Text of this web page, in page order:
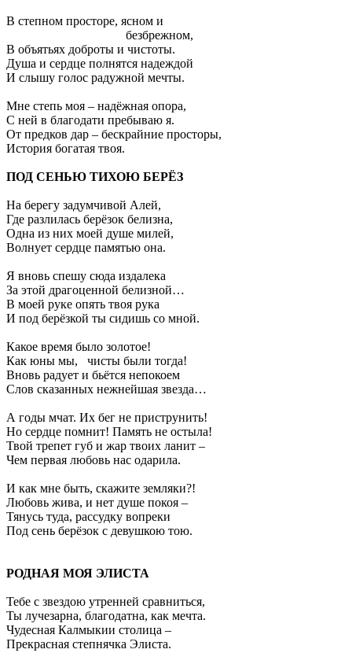
В степном просторе, ясном и
безбрежном,
В объятьях доброты и чистоты.
Душа и сердце полнятся надеждой
И слышу голос радужной мечты.
Мне степь моя – надёжная опора,
С ней в благодати пребываю я.
От предков дар – бескрайние просторы,
История богатая твоя.
ПОД СЕНЬЮ ТИХОЮ БЕРЁЗ
На берегу задумчивой Алей,
Где разлилась берёзок белизна,
Одна из них моей душе милей,
Волнует сердце памятью она.
Я вновь спешу сюда издалека
За этой драгоценной белизной…
В моей руке опять твоя рука
И под берёзкой ты сидишь со мной.
Какое время было золотое!
Как юны мы, чисты были тогда!
Вновь радует и бьётся непокоем
Слов сказанных нежнейшая звезда…
А годы мчат. Их бег не приструнить!
Но сердце помнит! Память не остыла!
Твой трепет губ и жар твоих ланит –
Чем первая любовь нас одарила.
И как мне быть, скажите земляки?!
Любовь жива, и нет душе покоя –
Тянусь туда, рассудку вопреки
Под сень берёзок с девушкою тою.
РОДНАЯ МОЯ ЭЛИСТА
Тебе с звездою утренней сравниться,
Ты лучезарна, благодатна, как мечта.
Чудесная Калмыкии столица –
Прекрасная степнячка Элиста.